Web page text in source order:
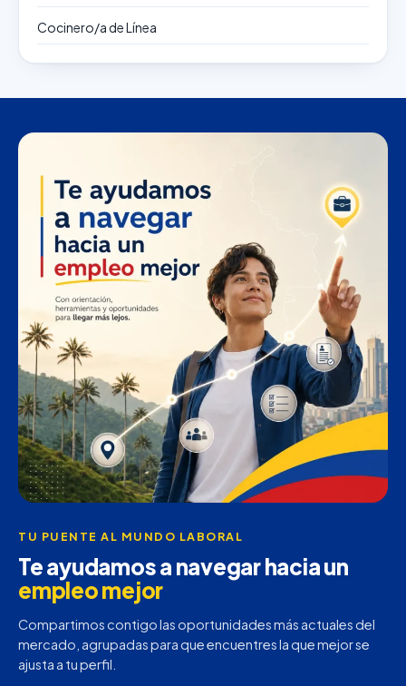
Cocinero/a de Línea
TU PUENTE AL MUNDO LABORAL
Te ayudamos a navegar hacia un
empleo mejor
Compartimos contigo las oportunidades más actuales del
mercado, agrupadas para que encuentres la que mejor se
ajusta a tu perfil.